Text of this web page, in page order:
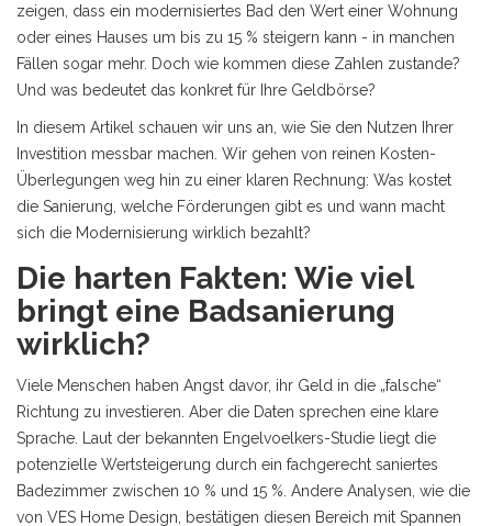
zeigen, dass ein modernisiertes Bad den Wert einer Wohnung
oder eines Hauses um bis zu 15 % steigern kann - in manchen
Fällen sogar mehr. Doch wie kommen diese Zahlen zustande?
Und was bedeutet das konkret für Ihre Geldbörse?
In diesem Artikel schauen wir uns an, wie Sie den Nutzen Ihrer
Investition messbar machen. Wir gehen von reinen Kosten-
Überlegungen weg hin zu einer klaren Rechnung: Was kostet
die Sanierung, welche Förderungen gibt es und wann macht
sich die Modernisierung wirklich bezahlt?
Die harten Fakten: Wie viel
bringt eine Badsanierung
wirklich?
Viele Menschen haben Angst davor, ihr Geld in die „falsche“
Richtung zu investieren. Aber die Daten sprechen eine klare
Sprache. Laut der bekannten Engelvoelkers-Studie liegt die
potenzielle Wertsteigerung durch ein fachgerecht saniertes
Badezimmer zwischen 10 % und 15 %. Andere Analysen, wie die
von VES Home Design, bestätigen diesen Bereich mit Spannen